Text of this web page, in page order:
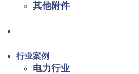
其他附件
行业案例
电力行业